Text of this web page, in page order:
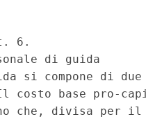
6.
di guida
si compone di due
costo base pro-
che, divisa per il